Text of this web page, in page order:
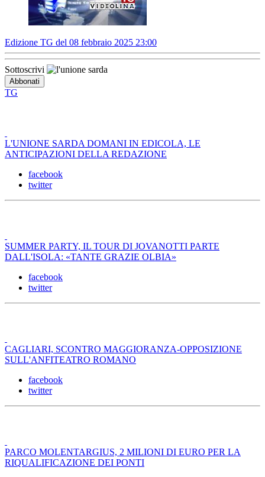
Edizione TG del 08 febbraio 2025 23:00
Sottoscrivi
TG
L'UNIONE SARDA DOMANI IN EDICOLA, LE
ANTICIPAZIONI DELLA REDAZIONE
facebook
twitter
SUMMER PARTY, IL TOUR DI JOVANOTTI PARTE
DALL'ISOLA: «TANTE GRAZIE OLBIA»
facebook
twitter
CAGLIARI, SCONTRO MAGGIORANZA-OPPOSIZIONE
SULL'ANFITEATRO ROMANO
facebook
twitter
PARCO MOLENTARGIUS, 2 MILIONI DI EURO PER LA
RIQUALIFICAZIONE DEI PONTI